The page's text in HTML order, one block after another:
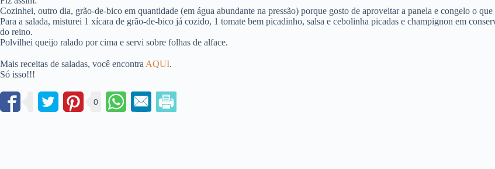
Cozinhei, outro dia, grão-de-bico em quantidade (em água abundante na pressão) porque gosto de aproveitar a panela e congelo o
Para a salada, misturei 1 xícara de grão-de-bico já cozido, 1 tomate bem picadinho, salsa e cebolinha picadas e champignon em
do reino.
Polvilhei queijo ralado por cima e servi sobre folhas de alface.
Mais receitas de saladas, você encontra AQUI.
Só isso!!!
0